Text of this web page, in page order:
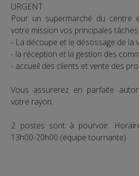
URGENT
Pour un supermarché du centre
votre mission vos principales
- La découpe et le désossage de la
- la réception et la gestion des
- accueil des clients et vente des
Vous assurerez en parfaite
votre rayon.
2 postes sont à pourvoir.
13h00-20h00 (équipe tournante)